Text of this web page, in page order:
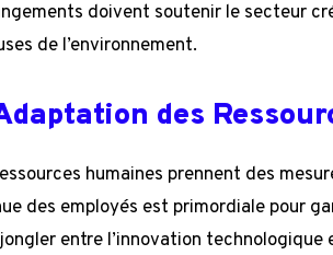
doivent soutenir le secteur
de l’environnement.
des
humaines prennent des
des employés est primordiale pour
entre l’innovation technologique